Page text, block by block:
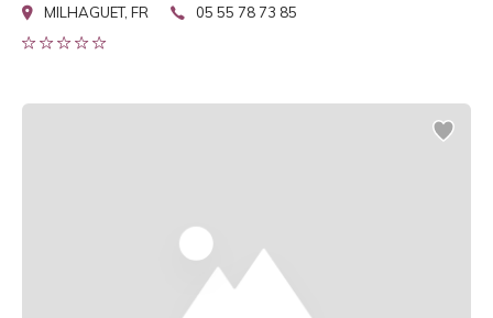
MILHAGUET, FR 05 55 78 73 85